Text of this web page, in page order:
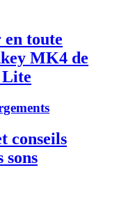
toute
MK4 de
Lite
conseils